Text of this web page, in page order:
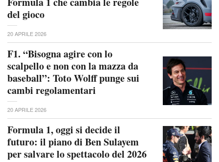
del gioco
20 APRILE 2026
F1. “Bisogna agire con lo
scalpello e non con la mazza da
baseball”: Toto Wolff punge sui
cambi regolamentari
20 APRILE 2026
Formula 1, oggi si decide il
futuro: il piano di Ben Sulayem
per salvare lo spettacolo del 2026